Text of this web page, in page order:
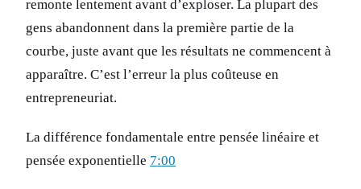
remonte lentement avant d’exploser. La plupart des
gens abandonnent dans la première partie de la
courbe, juste avant que les résultats ne commencent à
apparaître. C’est l’erreur la plus coûteuse en
entrepreneuriat.
La différence fondamentale entre pensée linéaire et
pensée exponentielle 7:00